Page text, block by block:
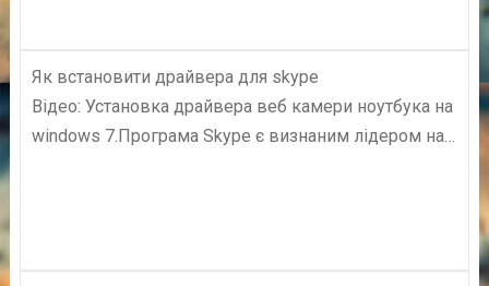
Як встановити драйвера для skype
Відео: Установка драйвера веб камери ноутбука на
windows 7.Програма Skype є визнаним лідером на…